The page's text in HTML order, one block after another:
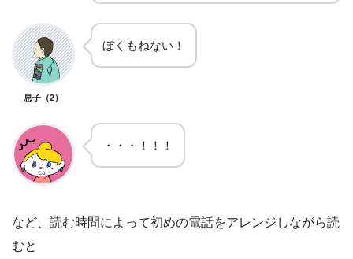
息子（2）
ぼくもねない！
・・・！！！
など、読む時間によって初めの電話をアレンジしながら読
むと